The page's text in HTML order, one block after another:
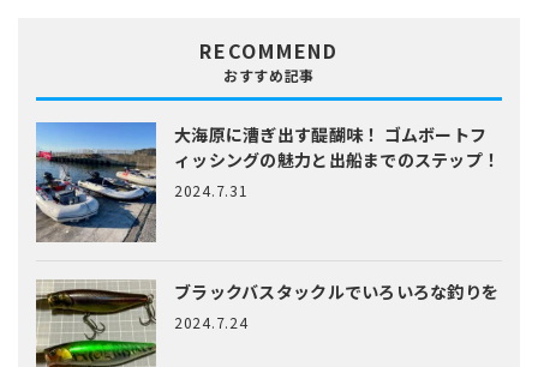
RECOMMEND
おすすめ記事
大海原に漕ぎ出す醍醐味！ ゴムボートフ
ィッシングの魅力と出船までのステップ！
2024.7.31
ブラックバスタックルでいろいろな釣りを
2024.7.24